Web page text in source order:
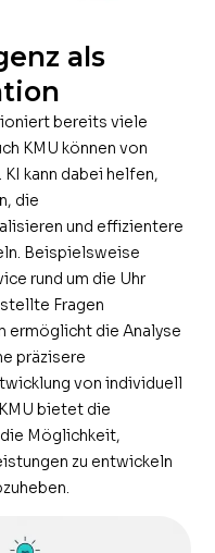
als
bereits viele
KMU können von
kann dabei helfen,
die
und effizientere
Beispielsweise
rund um die Uhr
Fragen
ermöglicht die Analyse
präzisere
von individuell
bietet die
Möglichkeit,
zu entwickeln